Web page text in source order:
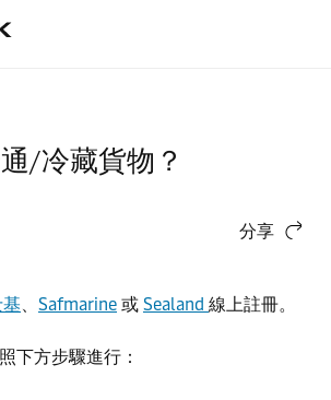
/冷藏貨物？
分享
、 Safmarine 或 Sealand 線上註冊。
下方步驟進行：